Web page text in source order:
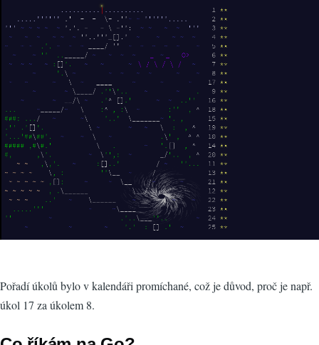
Pořadí úkolů bylo v kalendáři promíchané, což je důvod, proč je např.
úkol 17 za úkolem 8.